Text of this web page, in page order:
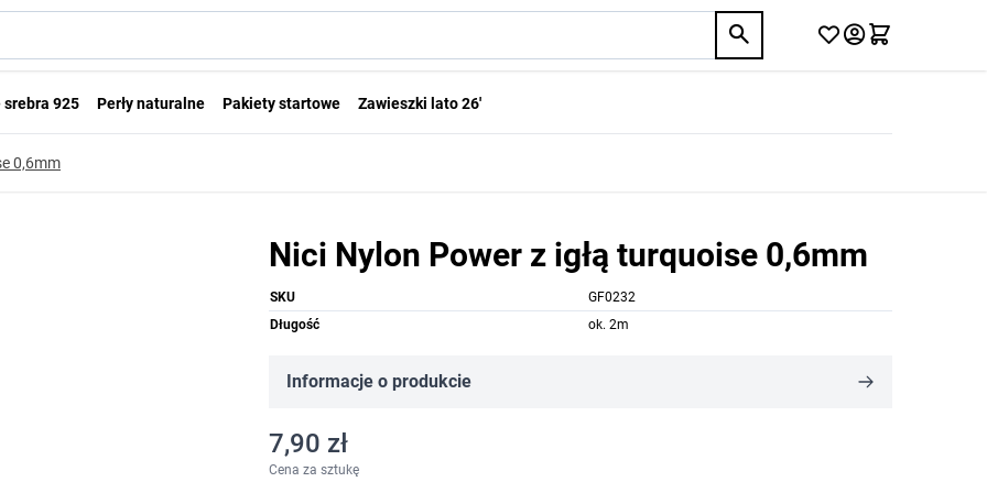
srebra 925 Perły naturalne Pakiety startowe Zawieszki lato 26'
0,6mm
Nici Nylon Power z igłą turquoise 0,6mm
SKU
GF0232
Długość
ok. 2m
Informacje o produkcie
7,90 zł
Cena za sztukę